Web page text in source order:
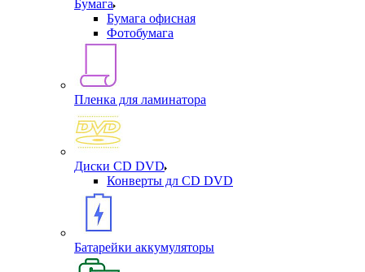
Бумага
Бумага офисная
Фотобумага
Пленка для ламинатора
Диски CD DVD
Конверты дл CD DVD
Батарейки аккумуляторы